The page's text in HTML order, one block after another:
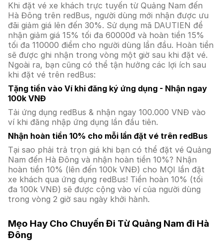
Khi đặt vé xe khách trực tuyến từ Quảng Nam đến
Hà Đông trên redBus, người dùng mới nhận được ưu
đãi giảm giá lên đến 30%. Sử dụng mã DAUTIEN để
nhận giảm giá 15% tối đa 60000đ và hoàn tiền 15%
tối đa 110000 điểm cho người dùng lần đầu. Hoàn tiền
sẽ được ghi nhận trong vòng một giờ sau khi đặt vé.
Ngoài ra, bạn cũng có thể tận hưởng các lợi ích sau
khi đặt vé trên redBus:
Tặng tiền vào Ví khi đăng ký ứng dụng - Nhận ngay
100k VNĐ
Tải ứng dụng redBus & nhận ngay 100.000 VNĐ vào
ví khi đăng nhập ứng dụng lần đầu tiên.
Nhận hoàn tiền 10% cho mỗi lần đặt vé trên redBus
Tại sao phải trả trọn giá khi bạn có thể đặt vé Quảng
Nam đến Hà Đông và nhận hoàn tiền 10%? Nhận
hoàn tiền 10% (lên đến 100k VNĐ) cho MỌI lần đặt
xe khách qua ứng dụng redBus! Tiền hoàn 10% (tối
đa 100k VNĐ) sẽ được cộng vào ví của người dùng
trong vòng 2 giờ sau ngày khởi hành.
Mẹo Hay Cho Chuyến Đi Từ Quảng Nam đi Hà
Đông